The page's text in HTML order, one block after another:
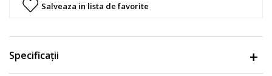
Salveaza in lista de favorite
Specificații